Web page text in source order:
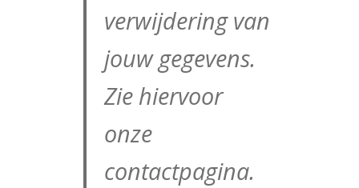
verwijdering van
jouw gegevens.
Zie hiervoor
onze
contactpagina.